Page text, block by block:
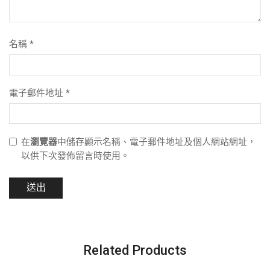
名稱 *
電子郵件地址 *
在瀏覽器中儲存顯示名稱、電子郵件地址及個人網站網址，
以供下次發佈留言時使用。
Related Products